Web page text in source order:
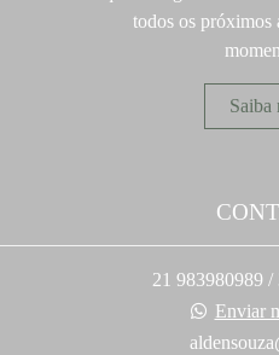
todos os próximos
Saiba
21 983980989 /
Enviar